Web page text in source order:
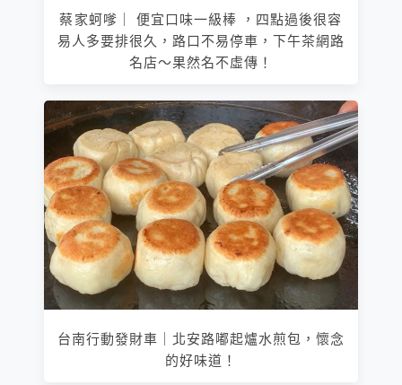
蔡家蚵嗲｜ 便宜口味一級棒 ，四點過後很容
易人多要排很久，路口不易停車，下午茶網路
名店～果然名不虛傳！
台南行動發財車｜北安路嘟起爐水煎包，懷念
的好味道！